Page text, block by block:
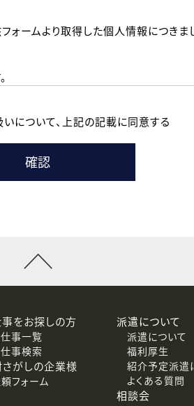
ォームより取得した個人情報につき
用いたします。
たします。
人情報を委託する場合があります。
訂正、追加または削除、利用の停止、
について、 上記の記載に同意する
をお探しの方
事一覧
事検索
がしの企業様
フォーム
派遣について
派遣について
福利厚生
紹介予定派遣
よくある質問
相談会